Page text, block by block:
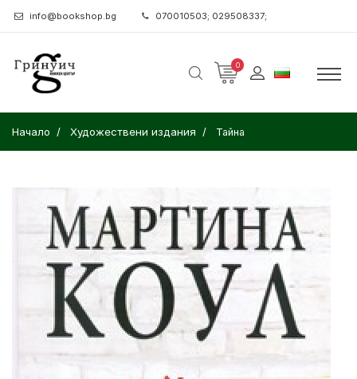
info@bookshop.bg 070010503; 029508337;
0
Начало Художествени издания Тайна